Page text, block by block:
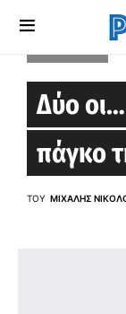
Δύο οι…
πάγκο
ΤΟΥ ΜΙΧΆΛΗΣ